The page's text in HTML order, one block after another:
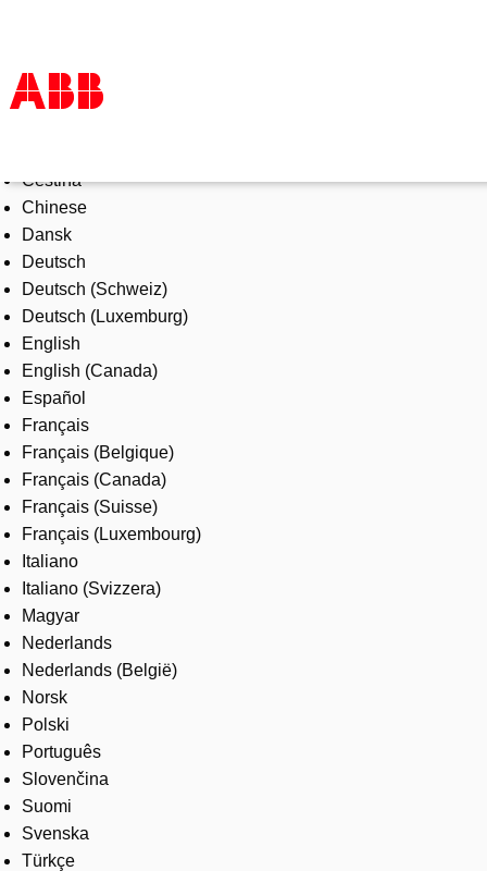
Products & Solutions
Industries
Services
About us
Where to buy
Contact us
Careers
Čeština
Chinese
Dansk
Deutsch
Deutsch (Schweiz)
Deutsch (Luxemburg)
English
English (Canada)
Español
Français
Français (Belgique)
Français (Canada)
Français (Suisse)
Français (Luxembourg)
Italiano
Italiano (Svizzera)
Magyar
Nederlands
Nederlands (België)
Norsk
Polski
Português
Slovenčina
Suomi
Svenska
Türkçe